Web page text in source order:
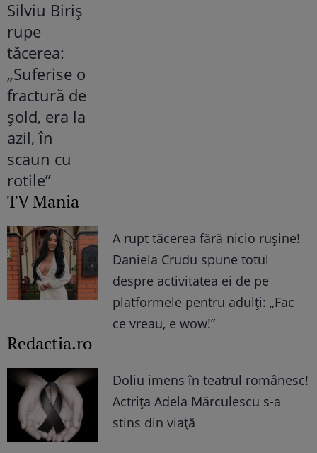
TV Mania
A rupt tăcerea fără nicio rușine!
Daniela Crudu spune totul
despre activitatea ei de pe
platformele pentru adulți: „Fac
ce vreau, e wow!”
Redactia.ro
Doliu imens în teatrul românesc!
Actrița Adela Mărculescu s-a
stins din viață